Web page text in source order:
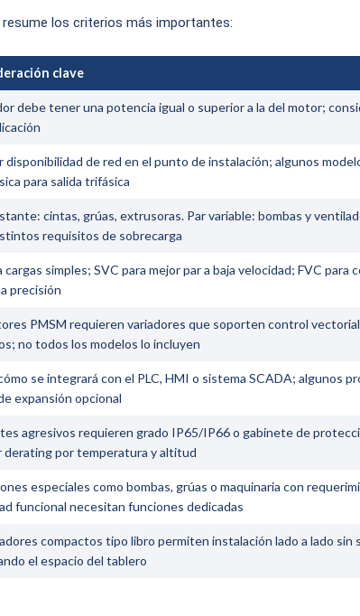
los criterios más importantes:
clave
debe tener una potencia igual o superior a la del motor;
disponibilidad de red en el punto de instalación; algunos
para salida trifásica
cintas, grúas, extrusoras. Par variable: bombas y
requisitos de sobrecarga
cargas simples; SVC para mejor par a baja velocidad; FVC para
precisión
PMSM requieren variadores que soporten control
no todos los modelos lo incluyen
se integrará con el PLC, HMI o sistema SCADA; algunos
expansión opcional
agresivos requieren grado IP65/IP66 o gabinete de
derating por temperatura y altitud
especiales como bombas, grúas o maquinaria con
funcional necesitan funciones dedicadas
compactos tipo libro permiten instalación lado a lado sin
el espacio del tablero